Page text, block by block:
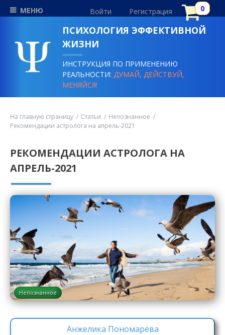
МЕНЮ Войти Регистрация
ПСИХОЛОГИЯ ЭФФЕКТИВНОЙ
ЖИЗНИ
ИНСТРУКЦИЯ ПО ПРИМЕНЕНИЮ
РЕАЛЬНОСТИ:ДУМАЙ, ДЕЙСТВУЙ,
МЕНЯЙСЯ!
На главную страницу Статьи
Непознанное
Рекомендации астролога на апрель-2021
РЕКОМЕНДАЦИИ АСТРОЛОГА НА
АПРЕЛЬ-2021
Непознанное
Анжелика Пономарёва